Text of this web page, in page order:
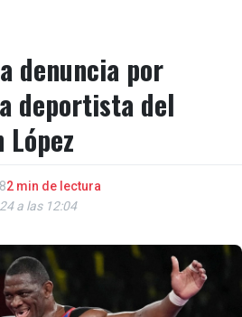
denuncia por
deportista del
2 min de lectura
a las 12:04